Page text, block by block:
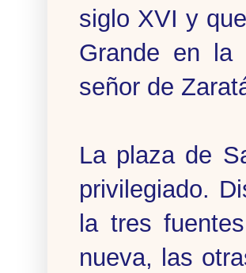
siglo XVI y
Grande en la
señor de
La plaza de
privilegiado.
la tres
nueva, las